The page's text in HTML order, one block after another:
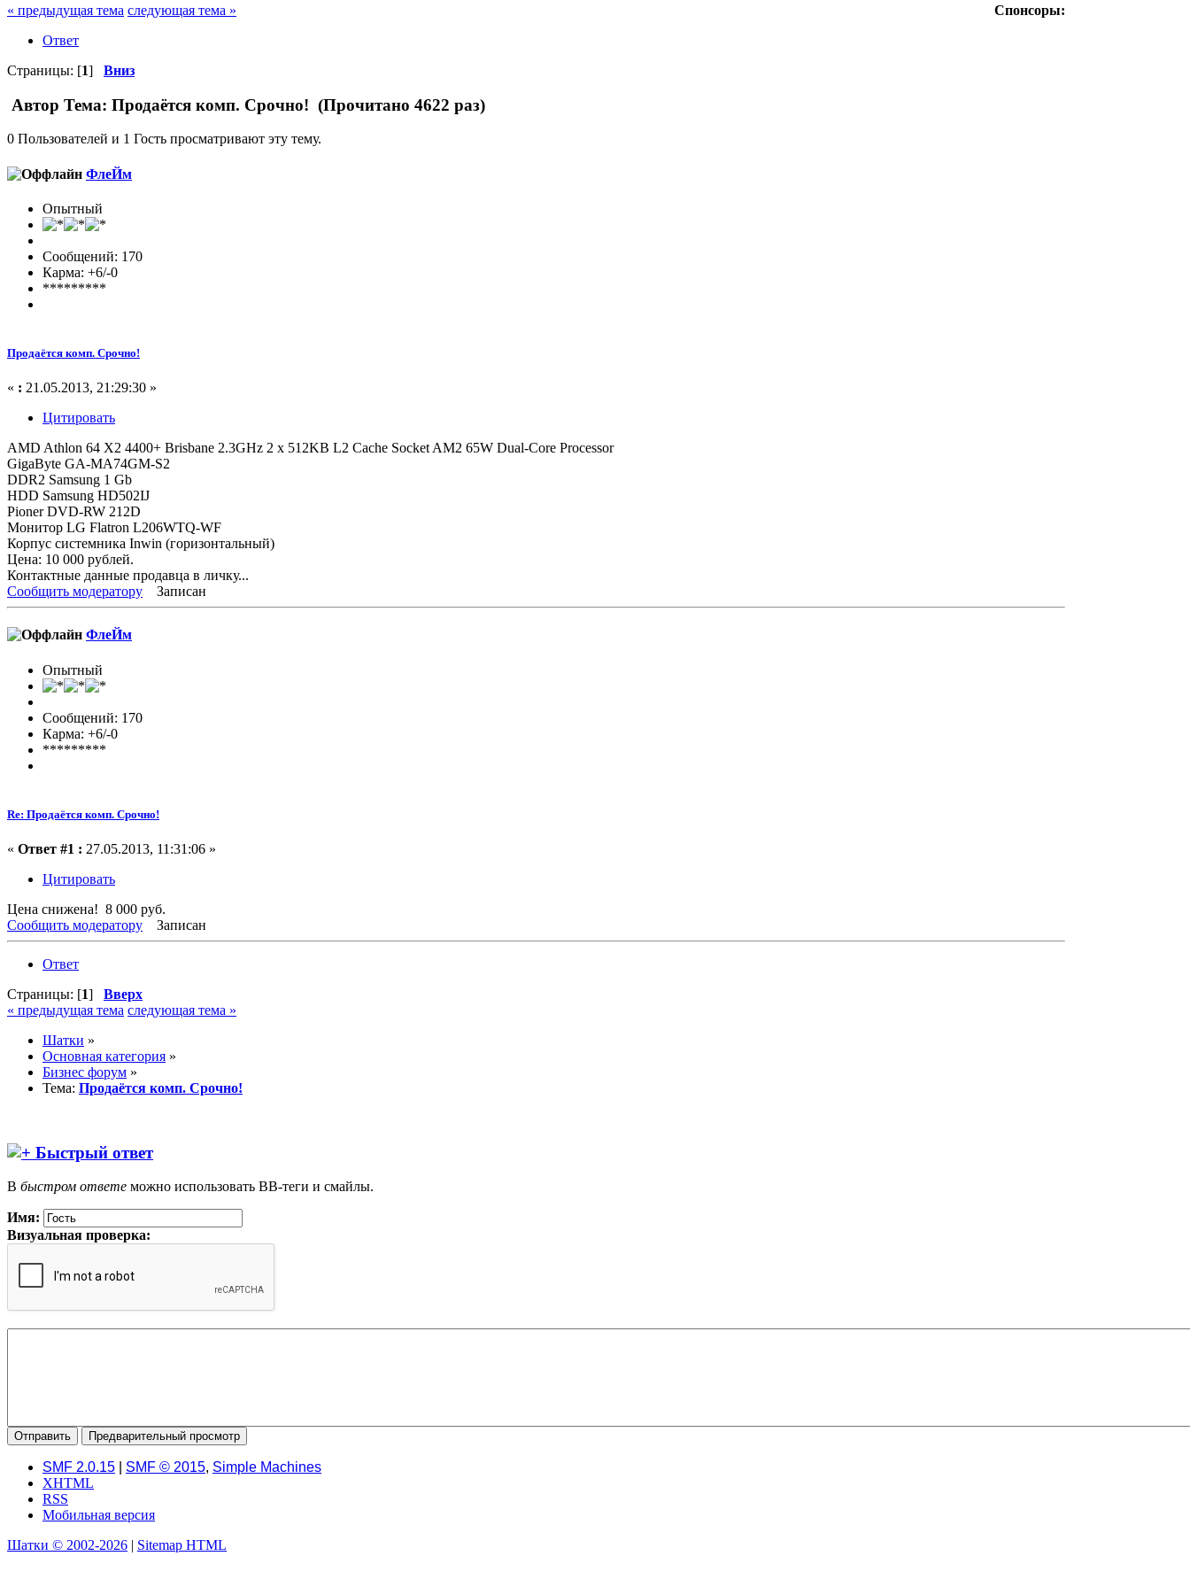
Спонсоры:
« предыдущая тема следующая тема »
Ответ
Страницы: [1] Вниз
Автор Тема: Продаётся комп. Срочно! (Прочитано 4622 раз)
0 Пользователей и 1 Гость просматривают эту тему.
ФлеЙм
Опытный
Сообщений: 170
Карма: +6/-0
*********
Продаётся комп. Срочно!
« : 21.05.2013, 21:29:30 »
Цитировать
AMD Athlon 64 X2 4400+ Brisbane 2.3GHz 2 x 512KB L2 Cache Socket AM2 65W Dual-Core Processor
GigaByte GA-MA74GM-S2
DDR2 Samsung 1 Gb
HDD Samsung HD502IJ
Pioner DVD-RW 212D
Монитор LG Flatron L206WTQ-WF
Корпус системника Inwin (горизонтальный)
Цена: 10 000 рублей.
Контактные данные продавца в личку...
Сообщить модератору
Записан
ФлеЙм
Опытный
Сообщений: 170
Карма: +6/-0
*********
Re: Продаётся комп. Срочно!
« Ответ #1 : 27.05.2013, 11:31:06 »
Цитировать
Цена снижена! 8 000 руб.
Сообщить модератору
Записан
Ответ
Страницы: [1] Вверх
« предыдущая тема следующая тема »
Шатки »
Основная категория »
Бизнес форум »
Тема: Продаётся комп. Срочно!
Быстрый ответ
В быстром ответе можно использовать BB-теги и смайлы.
Имя:
Визуальная проверка:
SMF 2.0.15 SMF © 2015, Simple Machines
XHTML
RSS
Мобильная версия
Шатки © 2002-2026 | Sitemap HTML